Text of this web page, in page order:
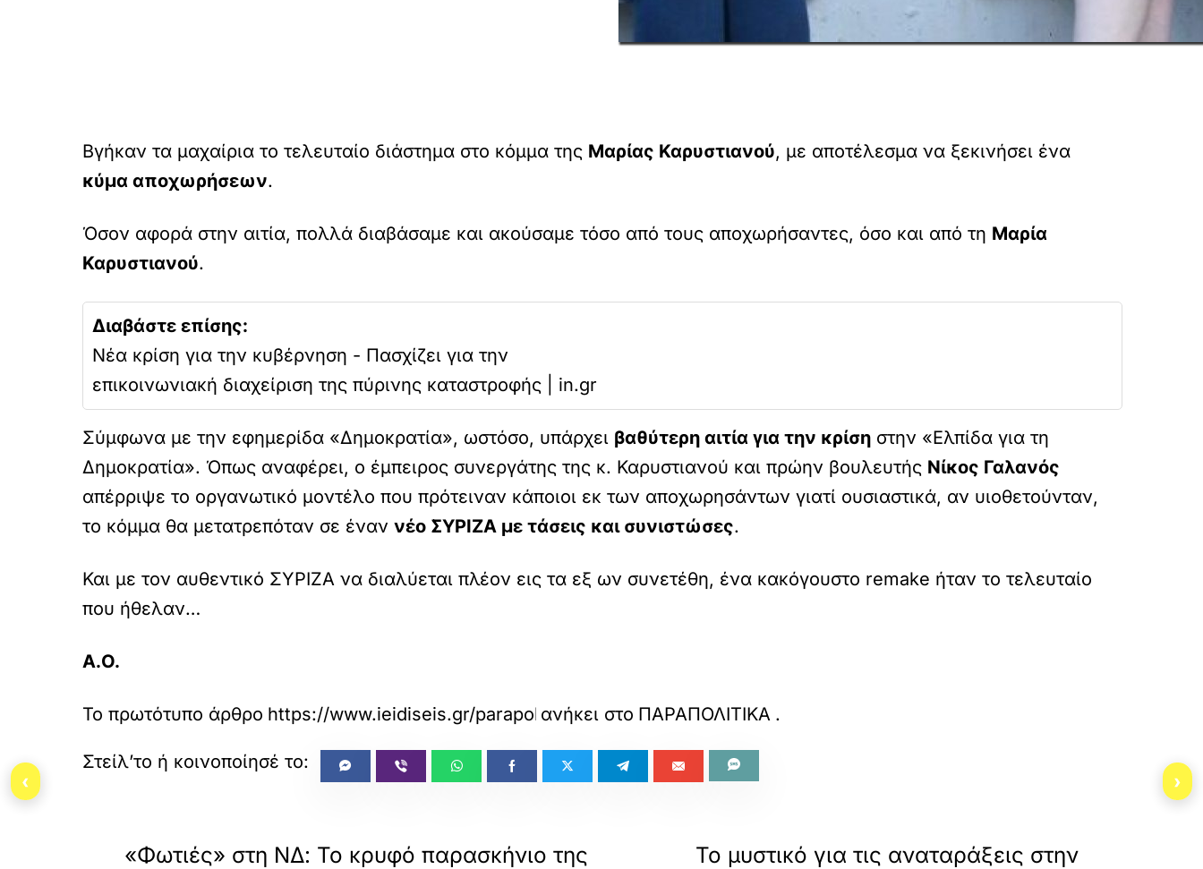
Βγήκαν τα μαχαίρια το τελευταίο διάστημα στο κόμμα της Μαρίας Καρυστιανού, με αποτέλεσμα να ξεκινήσει ένα
κύμα αποχωρήσεων.
Όσον αφορά στην αιτία, πολλά διαβάσαμε και ακούσαμε τόσο από τους αποχωρήσαντες, όσο και από τη Μαρία
Καρυστιανού.
Διαβάστε επίσης:
Νέα κρίση για την κυβέρνηση - Πασχίζει για την
επικοινωνιακή διαχείριση της πύρινης καταστροφής | in.gr
Σύμφωνα με την εφημερίδα «Δημοκρατία», ωστόσο, υπάρχει βαθύτερη αιτία για την κρίση στην «Ελπίδα για τη
Δημοκρατία». Όπως αναφέρει, ο έμπειρος συνεργάτης της κ. Καρυστιανού και πρώην βουλευτής Νίκος Γαλανός
απέρριψε το οργανωτικό μοντέλο που πρότειναν κάποιοι εκ των αποχωρησάντων γιατί ουσιαστικά, αν υιοθετούνταν,
το κόμμα θα μετατρεπόταν σε έναν νέο ΣΥΡΙΖΑ με τάσεις και συνιστώσες.
Και με τον αυθεντικό ΣΥΡΙΖΑ να διαλύεται πλέον εις τα εξ ων συνετέθη, ένα κακόγουστο remake ήταν το τελευταίο
που ήθελαν…
Α.Ο.
Το πρωτότυπο άρθρο https://www.ieidiseis.gr/parapolitika/808858/to-mystiko-gia-tis-anataraxeis-stin-elpida-tis-m-karystianoy/
ανήκει στο ΠΑΡΑΠΟΛΙΤΙΚΑ .
«Φωτιές» στη ΝΔ: Το κρυφό παρασκήνιο της
Το μυστικό για τις αναταράξεις στην
‹ ›